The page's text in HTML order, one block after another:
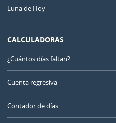
Luna de Hoy
CALCULADORAS
¿Cuántos días faltan?
Cuenta regresiva
Contador de días